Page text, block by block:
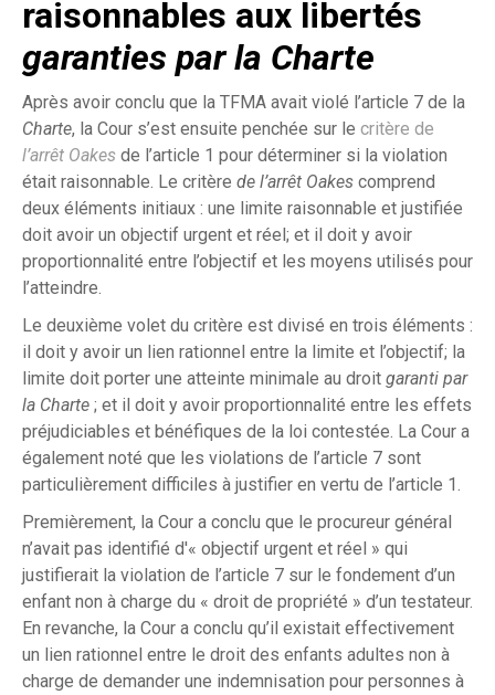
raisonnables aux libertés
garanties par la Charte
Après avoir conclu que la TFMA avait violé l’article 7 de la
Charte, la Cour s’est ensuite penchée sur le critère de
l’arrêt Oakes de l’article 1 pour déterminer si la violation
était raisonnable. Le critère de l’arrêt Oakes comprend
deux éléments initiaux : une limite raisonnable et justifiée
doit avoir un objectif urgent et réel; et il doit y avoir
proportionnalité entre l’objectif et les moyens utilisés pour
l’atteindre.
Le deuxième volet du critère est divisé en trois éléments :
il doit y avoir un lien rationnel entre la limite et l’objectif; la
limite doit porter une atteinte minimale au droit garanti par
la Charte ; et il doit y avoir proportionnalité entre les effets
préjudiciables et bénéfiques de la loi contestée. La Cour a
également noté que les violations de l’article 7 sont
particulièrement difficiles à justifier en vertu de l’article 1.
Premièrement, la Cour a conclu que le procureur général
n’avait pas identifié d'« objectif urgent et réel » qui
justifierait la violation de l’article 7 sur le fondement d’un
enfant non à charge du « droit de propriété » d’un testateur.
En revanche, la Cour a conclu qu’il existait effectivement
un lien rationnel entre le droit des enfants adultes non à
charge de demander une indemnisation pour personnes à